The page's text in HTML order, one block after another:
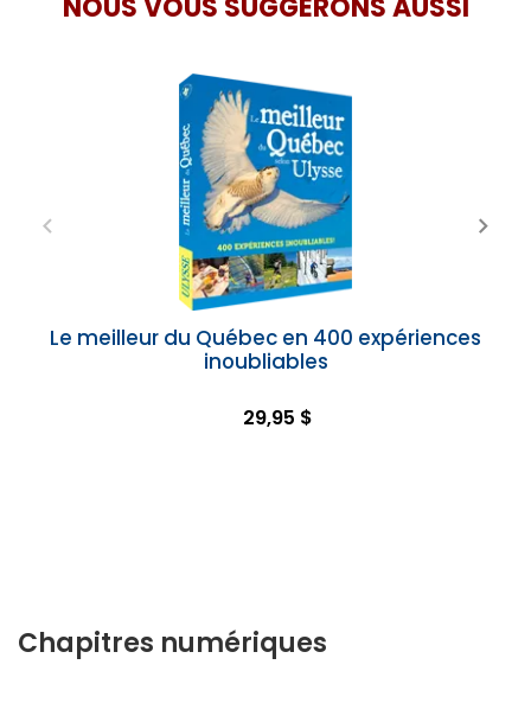
NOUS VOUS SUGGÉRONS AUSSI
Le meilleur du Québec en 400 expériences
inoubliables
29,95 $
Chapitres numériques